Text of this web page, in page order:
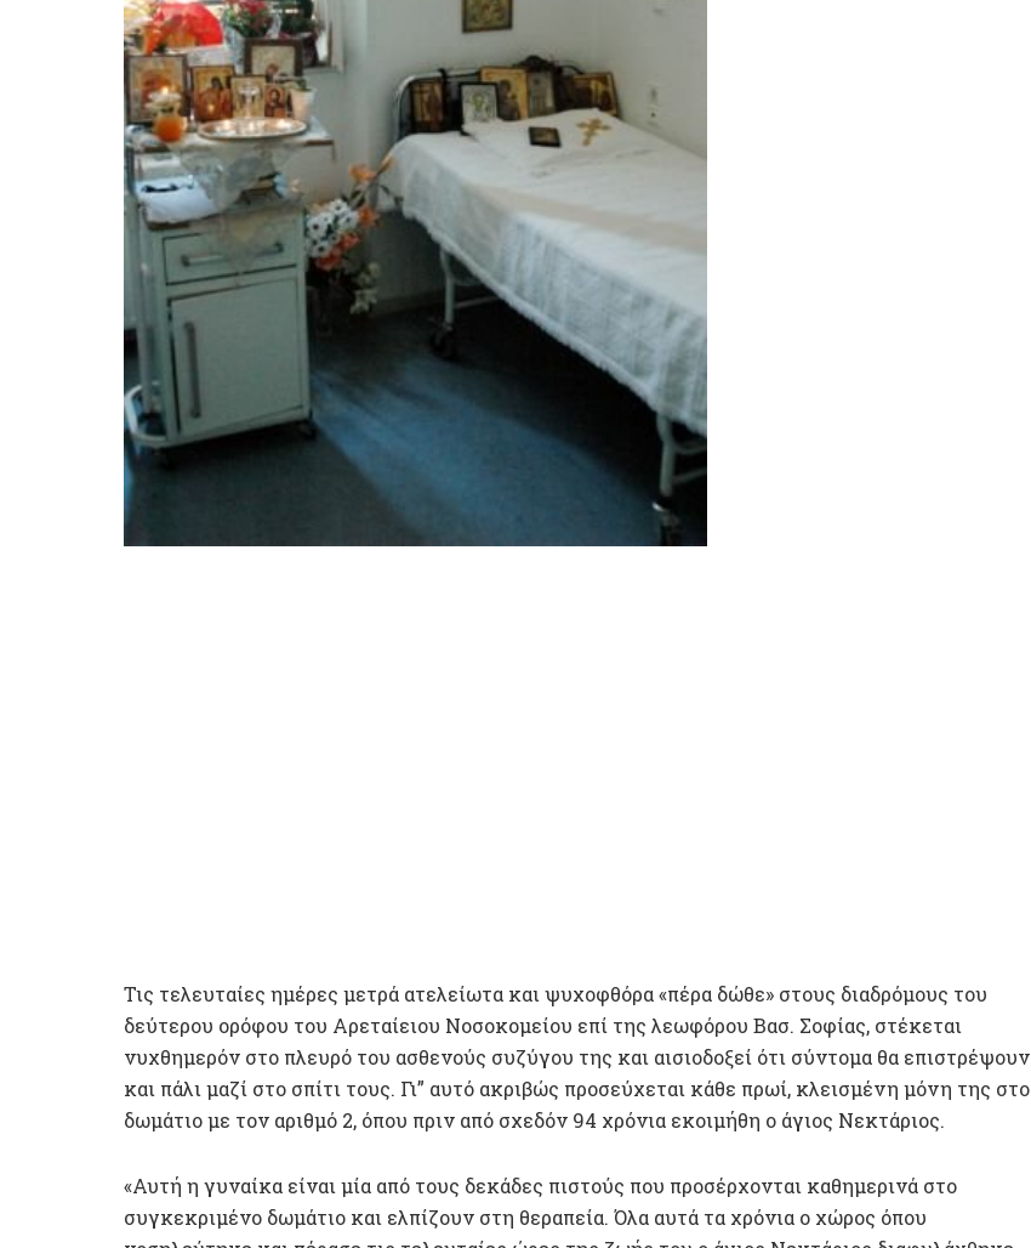
Τις τελευταίες ημέρες μετρά ατελείωτα και ψυχοφθόρα «πέρα δώθε» στους διαδρόμους του
δεύτερου ορόφου του Αρεταίειου Νοσοκομείου επί της λεωφόρου Βασ. Σοφίας, στέκεται
νυχθημερόν στο πλευρό του ασθενούς συζύγου της και αισιοδοξεί ότι σύντομα θα επιστρέψουν
και πάλι μαζί στο σπίτι τους. Γι” αυτό ακριβώς προσεύχεται κάθε πρωί, κλεισμένη μόνη της στο
δωμάτιο με τον αριθμό 2, όπου πριν από σχεδόν 94 χρόνια εκοιμήθη ο άγιος Νεκτάριος.
«Αυτή η γυναίκα είναι μία από τους δεκάδες πιστούς που προσέρχονται καθημερινά στο
συγκεκριμένο δωμάτιο και ελπίζουν στη θεραπεία. Όλα αυτά τα χρόνια ο χώρος όπου